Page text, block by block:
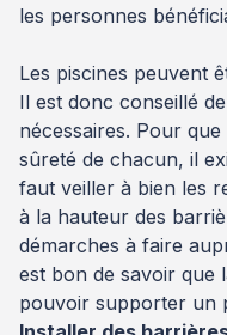
les personnes
Les piscines peuvent
Il est donc conseillé
nécessaires. Pour
sûreté de chacun, il
faut veiller à bien les
à la hauteur des
démarches à faire
est bon de savoir que
pouvoir supporter un